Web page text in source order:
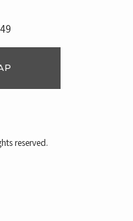
reserved.